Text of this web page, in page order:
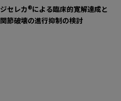
ジセレカ ®による臨床的寛解達成と
関節破壊の進行抑制の検討